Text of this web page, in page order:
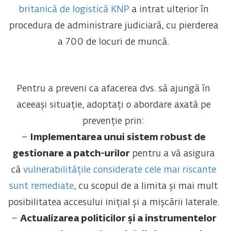
britanică de logistică KNP a intrat ulterior în
procedura de administrare judiciară, cu pierderea
a 700 de locuri de muncă.
Pentru a preveni ca afacerea dvs. să ajungă în
aceeași situație, adoptați o abordare axată pe
prevenție prin:
–
Implementarea unui sistem robust de
gestionare a patch-urilorpentru a vă asigura
că vulnerabilitățile considerate cele mai riscante
sunt remediate, cu scopul de a limita și mai mult
posibilitatea accesului inițial și a mișcării laterale.
– Actualizarea politicilor și a instrumentelor